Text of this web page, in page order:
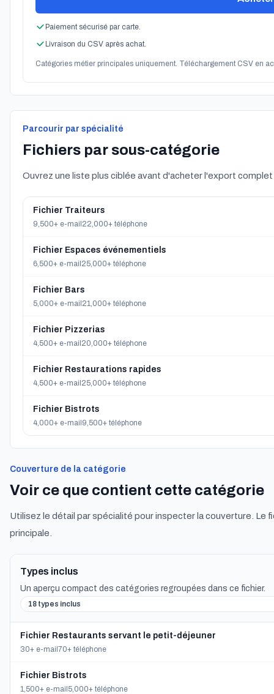
Paiement sécurisé par carte.
Livraison du CSV après achat.
Catégories métier principales uniquement. Téléchargement CSV en
Parcourir par spécialité
Fichiers par sous-catégorie
Ouvrez une liste plus ciblée avant d'acheter l'export
Fichier Traiteurs
9,500+ e-mail 22,000+ téléphone
Fichier Espaces événementiels
6,500+ e-mail 25,000+ téléphone
Fichier Bars
5,000+ e-mail 21,000+ téléphone
Fichier Pizzerias
4,500+ e-mail 20,000+ téléphone
Fichier Restaurations rapides
4,500+ e-mail 25,000+ téléphone
Fichier Bistrots
4,000+ e-mail 9,500+ téléphone
Couverture de la catégorie
Voir ce que contient cette catégorie
Utilisez le détail par spécialité pour inspecter la couverture.
principale.
Types inclus
Un aperçu compact des catégories regroupées dans ce fichier.
18 types inclus
Fichier Restaurants servant le petit-déjeuner
30+ e-mail 70+ téléphone
Fichier Bistrots
1,500+ e-mail 5,000+ téléphone